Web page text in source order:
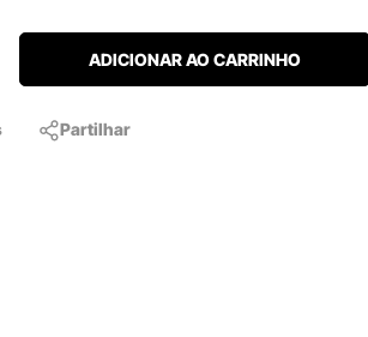
ADICIONAR AO CARRINHO
Partilhar